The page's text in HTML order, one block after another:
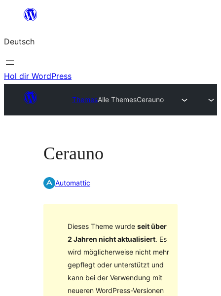
springen
Deutsch
Hol dir WordPress
ThemesAlle ThemesCerauno
Cerauno
Automattic
Dieses Theme wurde seit über
2 Jahren nicht aktualisiert. Es
wird möglicherweise nicht mehr
gepflegt oder unterstützt und
kann bei der Verwendung mit
neueren WordPress-Versionen